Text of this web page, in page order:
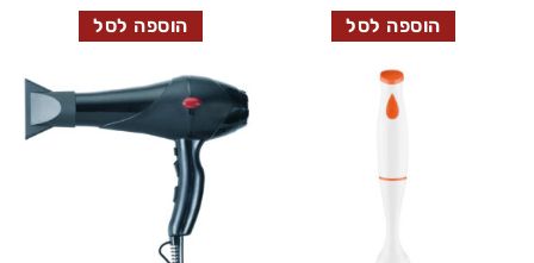
הוספה לסל הוספה לסל